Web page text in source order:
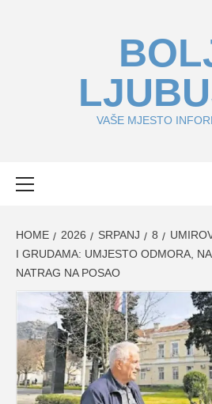
VAŠE MJESTO
HOME 2026 SRPANJ 8
I GRUDAMA: UMJESTO ODMORA,
NATRAG NA POSAO